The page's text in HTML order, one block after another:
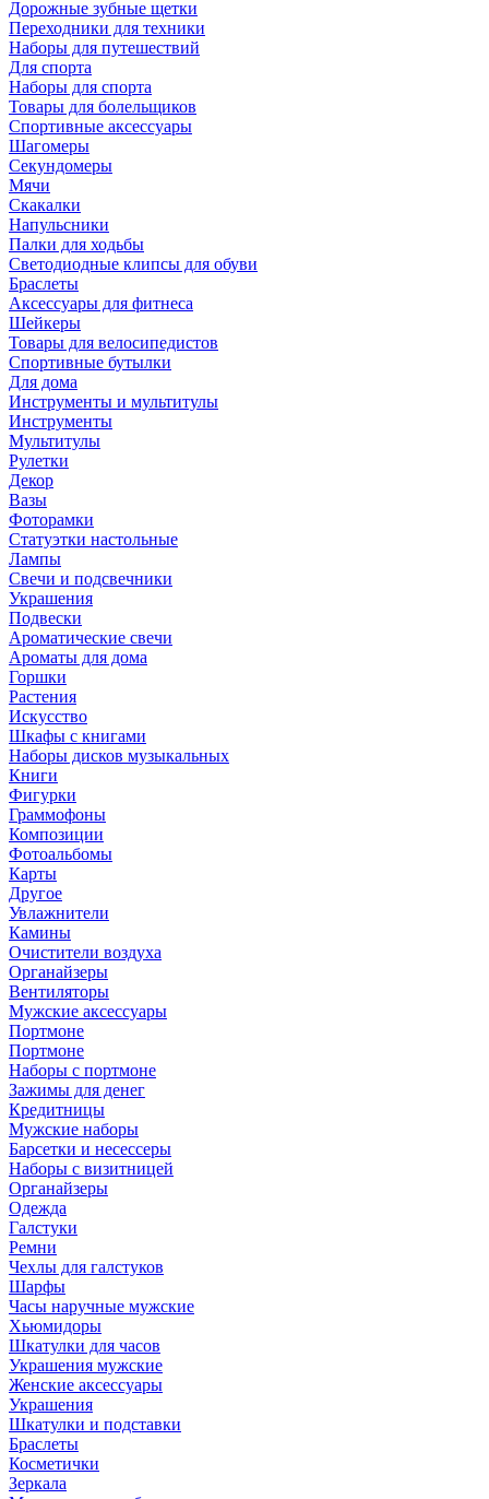
Дорожные зубные щетки
Переходники для техники
Наборы для путешествий
Для спорта
Наборы для спорта
Товары для болельщиков
Спортивные аксессуары
Шагомеры
Секундомеры
Мячи
Скакалки
Напульсники
Палки для ходьбы
Светодиодные клипсы для обуви
Браслеты
Аксессуары для фитнеса
Шейкеры
Товары для велосипедистов
Спортивные бутылки
Для дома
Инструменты и мультитулы
Инструменты
Мультитулы
Рулетки
Декор
Вазы
Фоторамки
Статуэтки настольные
Лампы
Свечи и подсвечники
Украшения
Подвески
Ароматические свечи
Ароматы для дома
Горшки
Растения
Искусство
Шкафы с книгами
Наборы дисков музыкальных
Книги
Фигурки
Граммофоны
Композиции
Фотоальбомы
Карты
Другое
Увлажнители
Камины
Очистители воздуха
Органайзеры
Вентиляторы
Мужские аксессуары
Портмоне
Портмоне
Наборы с портмоне
Зажимы для денег
Кредитницы
Мужские наборы
Барсетки и несессеры
Наборы с визитницей
Органайзеры
Одежда
Галстуки
Ремни
Чехлы для галстуков
Шарфы
Часы наручные мужские
Хьюмидоры
Шкатулки для часов
Украшения мужские
Женские аксессуары
Украшения
Шкатулки и подставки
Браслеты
Косметички
Зеркала